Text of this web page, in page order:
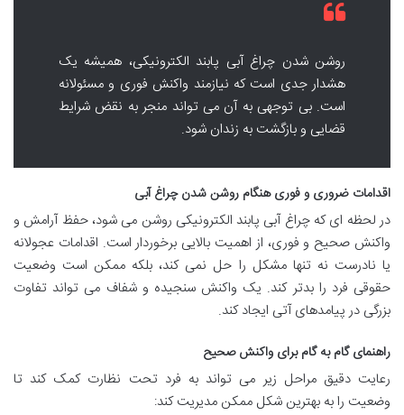
روشن شدن چراغ آبی پابند الکترونیکی، همیشه یک
هشدار جدی است که نیازمند واکنش فوری و مسئولانه
است. بی توجهی به آن می تواند منجر به نقض شرایط
قضایی و بازگشت به زندان شود.
اقدامات ضروری و فوری هنگام روشن شدن چراغ آبی
در لحظه ای که چراغ آبی پابند الکترونیکی روشن می شود، حفظ آرامش و
واکنش صحیح و فوری، از اهمیت بالایی برخوردار است. اقدامات عجولانه
یا نادرست نه تنها مشکل را حل نمی کند، بلکه ممکن است وضعیت
حقوقی فرد را بدتر کند. یک واکنش سنجیده و شفاف می تواند تفاوت
بزرگی در پیامدهای آتی ایجاد کند.
راهنمای گام به گام برای واکنش صحیح
رعایت دقیق مراحل زیر می تواند به فرد تحت نظارت کمک کند تا
وضعیت را به بهترین شکل ممکن مدیریت کند: